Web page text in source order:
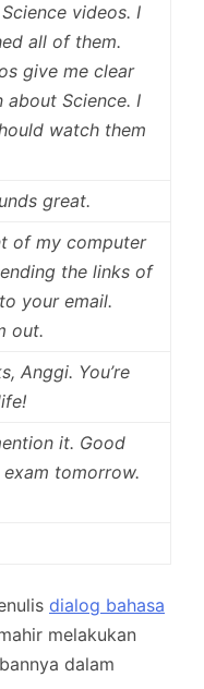
videos. I
all of them.
give me clear
about Science. I
watch them
great.
of my computer
the links of
your email.
out.
Anggi. You’re
it. Good
tomorrow.
dialog bahasa
melakukan
dalam